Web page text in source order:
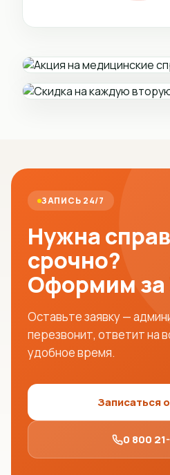
ЗАПИСЬ 24/7
Нужна
срочно?
Оформим за
Оставьте заявку —
перезвонит, ответит на
удобное время.
Записаться
0 800